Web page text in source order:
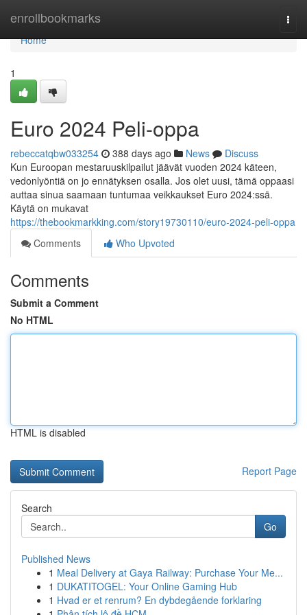
enrollbookmarks
Home
Home
1
Euro 2024 Peli-oppa
rebeccatqbw033254 388 days ago News
Discuss
Kun Euroopan mestaruuskilpailut jäävät vuoden 2024 käteen,
vedonlyöntiä on jo ennätyksen osalla. Jos olet uusi, tämä oppaasi
auttaa sinua saamaan tuntumaa veikkaukset Euro 2024:ssä.
Käytä on mukavat
https://thebookmarkking.com/story19730110/euro-2024-peli-oppa
Comments
Who Upvoted
Comments
Submit a Comment
No HTML
HTML is disabled
Report Page
Search
Go
Published News
1 Meal Delivery at Gaya Railway: Purchase Your Me...
1 DUKATITOGEL: Your Online Gaming Hub
1 Hvad er et renrum? En dybdegående forklaring